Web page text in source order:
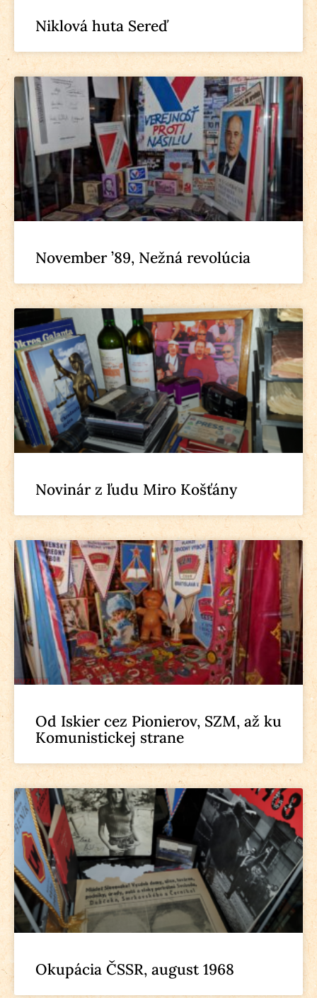
Niklová huta Sereď
November ’89, Nežná revolúcia
Novinár z ľudu Miro Košťány
Od Iskier cez Pionierov, SZM, až ku
Komunistickej strane
Okupácia ČSSR, august 1968